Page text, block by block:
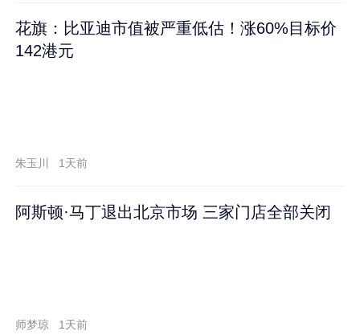
花旗：比亚迪市值被严重低估！涨60%目标价
142港元
朱玉川 1天前
阿斯顿·马丁退出北京市场 三家门店全部关闭
师梦琼 1天前